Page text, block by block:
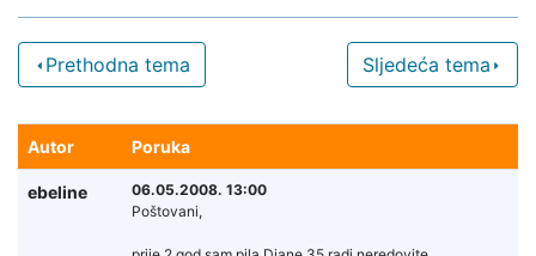
Prethodna tema Sljedeća tema
Autor Poruka
ebeline
06.05.2008. 13:00
Poštovani,